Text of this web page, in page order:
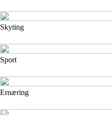
Skyting
Sport
Ernæring